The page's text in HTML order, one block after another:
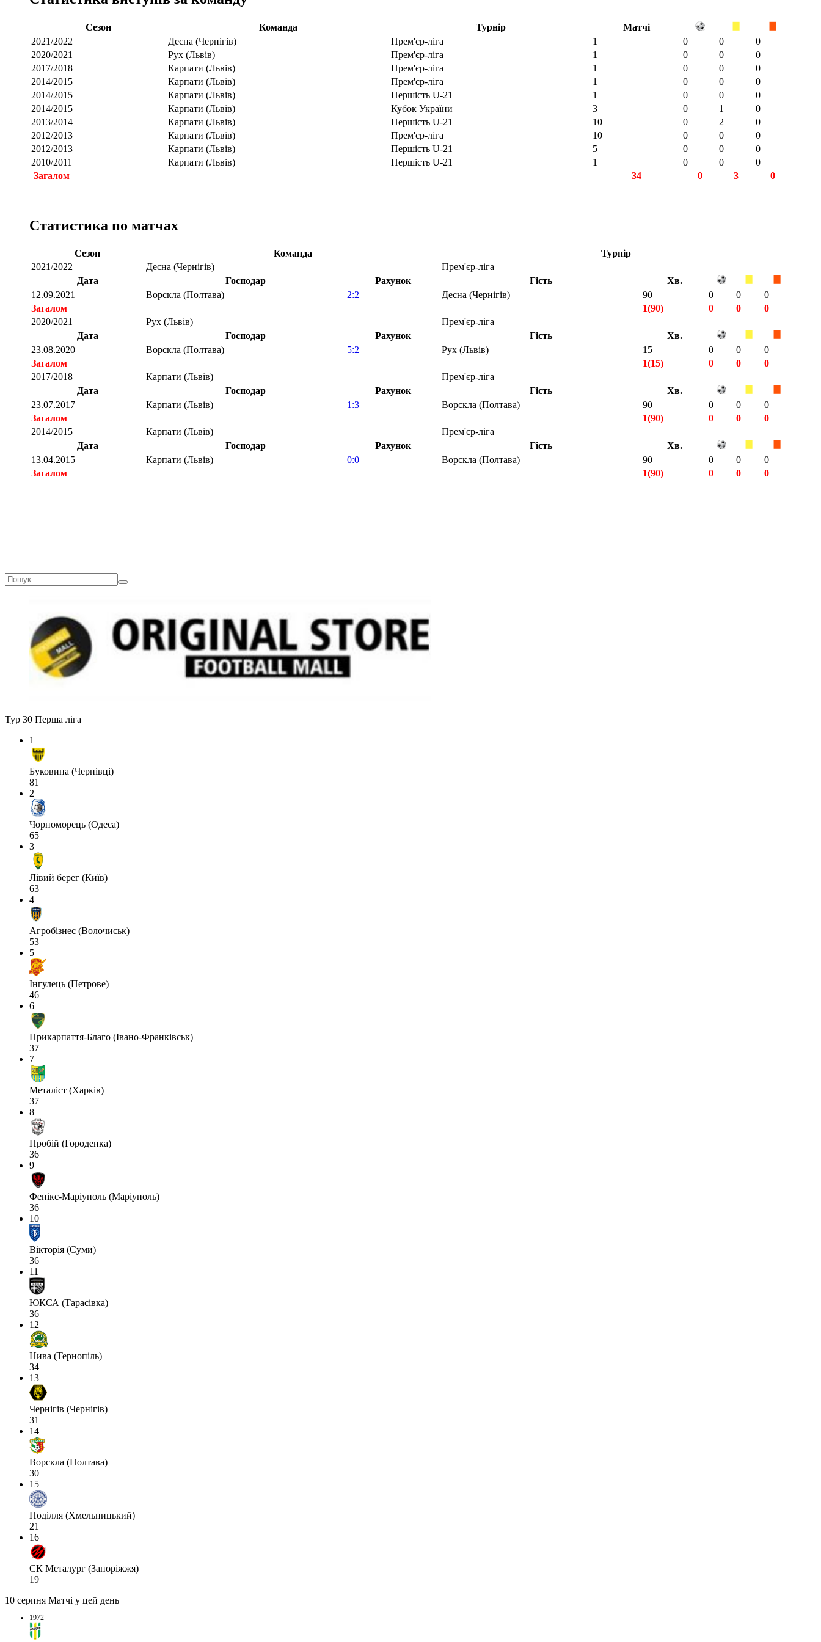
Сезон Команда Турнір
Матчі
2021/2022
Десна (Чернігів) Прем'єр-ліга 1 0 0
0
2020/2021
Рух (Львів) Прем'єр-ліга 1 0 0
0
2017/2018
Карпати (Львів) Прем'єр-ліга 1 0 0
0
2014/2015
Карпати (Львів) Прем'єр-ліга 1 0 0
0
2014/2015
Карпати (Львів) Першість U-21 1 0 0
0
2014/2015
Карпати (Львів) Кубок України 3 0 1
0
2013/2014
Карпати (Львів) Першість U-21 10 0 2
0
2012/2013
Карпати (Львів) Прем'єр-ліга 10 0 0
0
2012/2013
Карпати (Львів) Першість U-21 5 0 0
0
2010/2011
Карпати (Львів) Першість U-21 1 0 0
0
Загалом
34 0 3 0
Статистика по матчах
Сезон Команда
Турнір
2021/2022
Десна (Чернігів)
Прем'єр-ліга
Дата
Господар Рахунок Гість
Хв.
12.09.2021
Ворскла (Полтава) 2:2 Десна (Чернігів) 90 0 0
0
Загалом
1(90) 0 0
0
2020/2021
Рух (Львів)
Прем'єр-ліга
Дата
Господар Рахунок Гість
Хв.
23.08.2020
Ворскла (Полтава) 5:2 Рух (Львів) 15 0 0
0
Загалом
1(15) 0 0
0
2017/2018
Карпати (Львів)
Прем'єр-ліга
Дата
Господар Рахунок Гість
Хв.
23.07.2017
Карпати (Львів) 1:3 Ворскла (Полтава) 90 0 0
0
Загалом
1(90) 0 0
0
2014/2015
Карпати (Львів)
Прем'єр-ліга
Дата
Господар Рахунок Гість
Хв.
13.04.2015
Карпати (Львів) 0:0 Ворскла (Полтава) 90 0 0
0
Загалом
1(90) 0 0
0
Тур 30 Перша ліга
1
Буковина (Чернівці)
81
2
Чорноморець (Одеса)
65
3
Лівий берег (Київ)
63
4
Агробізнес (Волочиськ)
53
5
Інгулець (Петрове)
46
6
Прикарпаття-Благо (Івано-Франківськ)
37
7
Металіст (Харків)
37
8
Пробій (Городенка)
36
9
Фенікс-Маріуполь (Маріуполь)
36
10
Вікторія (Суми)
36
11
ЮКСА (Тарасівка)
36
12
Нива (Тернопіль)
34
13
Чернігів (Чернігів)
31
14
Ворскла (Полтава)
30
15
Поділля (Хмельницький)
21
16
СК Металург (Запоріжжя)
19
10 серпня Матчі у цей день
1972